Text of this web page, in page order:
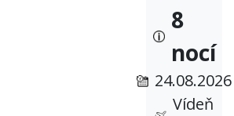
8
nocí
24.08.2026
Vídeň